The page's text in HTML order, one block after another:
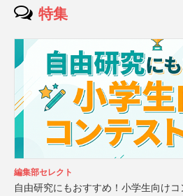
特集
編集部セレクト
自由研究にもおすすめ！小学生向け